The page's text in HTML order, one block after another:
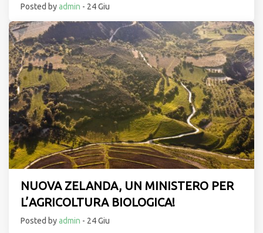
Posted byadmin - 24 Giu
NUOVA ZELANDA, UN MINISTERO PER
L’AGRICOLTURA BIOLOGICA!
Posted byadmin - 24 Giu